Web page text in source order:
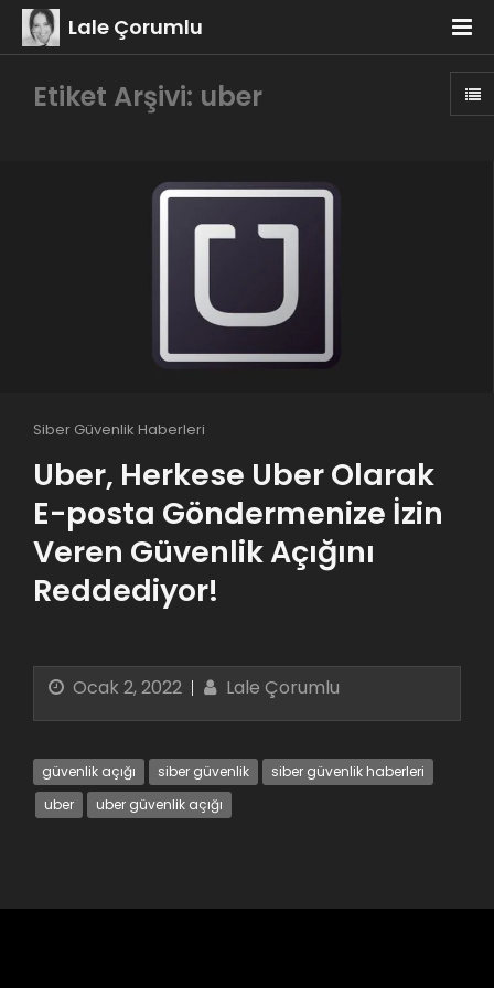
Lale Çorumlu
Etiket Arşivi: uber
Siber Güvenlik Haberleri
Uber, Herkese Uber Olarak
E-posta Göndermenize İzin
Veren Güvenlik Açığını
Reddediyor!
Ocak 2, 2022 Lale Çorumlu
güvenlik açığı siber güvenlik
siber güvenlik haberleri
uber
uber güvenlik açığı